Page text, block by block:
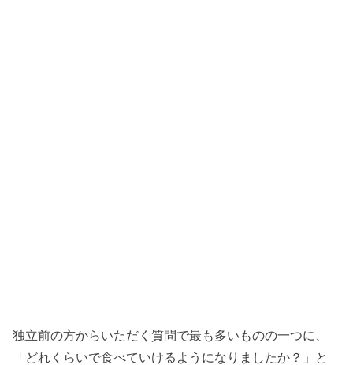
独立前の方からいただく質問で最も多いものの一つに、
「どれくらいで食べていけるようになりましたか？」と